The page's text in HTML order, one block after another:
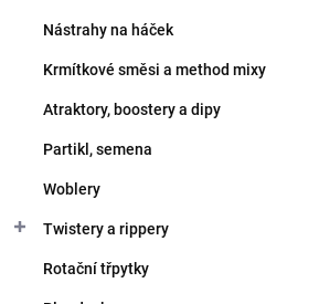
Nástrahy na háček
Krmítkové směsi a method mixy
Atraktory, boostery a dipy
Partikl, semena
Woblery
Twistery a rippery
Rotační třpytky